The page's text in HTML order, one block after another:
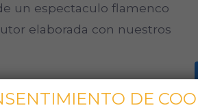
un espectaculo flamenco
elaborada con nuestros
DE